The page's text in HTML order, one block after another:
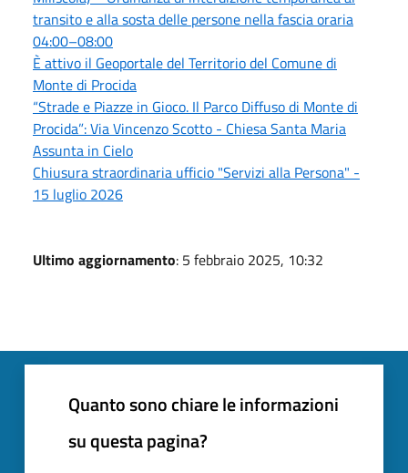
transito e alla sosta delle persone nella fascia oraria
04:00–08:00
È attivo il Geoportale del Territorio del Comune di
Monte di Procida
“Strade e Piazze in Gioco. Il Parco Diffuso di Monte di
Procida”: Via Vincenzo Scotto - Chiesa Santa Maria
Assunta in Cielo
Chiusura straordinaria ufficio "Servizi alla Persona" -
15 luglio 2026
Ultimo aggiornamento: 5 febbraio 2025, 10:32
Quanto sono chiare le informazioni
su questa pagina?